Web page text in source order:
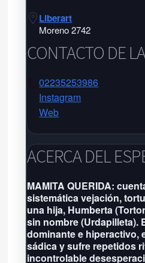
Liberart
Moreno 2742
CONTACTO DE
02235253986
Instagram
Web
Moreno 2742 - Tel:
Próxima función: No
por aquí agendados
Grilla completa
ACERCA DEL
MAMITA QUERIDA:
sistemática vejación,
una hija, Humberta
sin nombre (Urdapilleta).
dominante e hiperactivo,
sádica y sufre repetidos
incontrolable